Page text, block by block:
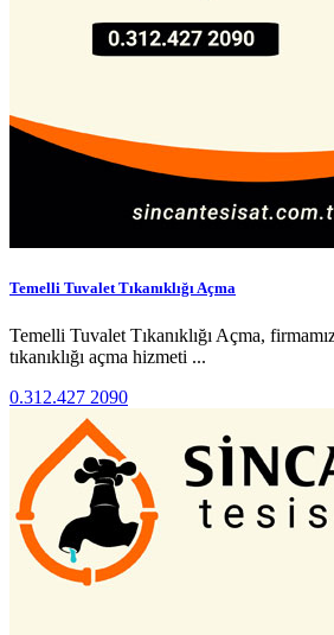
Temelli Tuvalet Tıkanıklığı Açma
Temelli Tuvalet Tıkanıklığı Açma,
tıkanıklığı açma hizmeti ...
0.312.427 2090